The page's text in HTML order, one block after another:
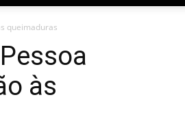
queimaduras
às